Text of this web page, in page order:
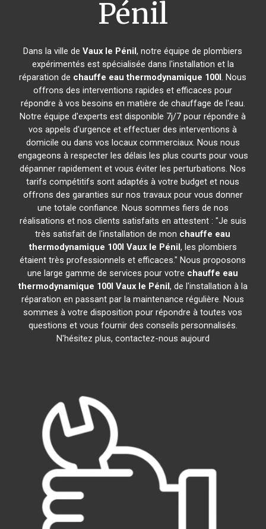
Pénil
Dans la ville deVaux le Pénil, notre équipe de plombiers
expérimentés est spécialisée dans l'installation et la
réparation de chauffe eau thermodynamique 100l. Nous
offrons des interventions rapides et efficaces pour
répondre à vos besoins en matière de chauffage de l'eau.
Notre équipe d'experts est disponible 7j/7 pour répondre à
vos appels d'urgence et effectuer des interventions à
domicile ou dans vos locaux commerciaux. Nous nous
engageons à respecter les délais les plus courts pour vous
dépanner rapidement et vous éviter les perturbations. Nos
tarifs compétitifs sont adaptés à votre budget et nous
offrons des garanties sur nos travaux pour vous donner
une totale confiance. Nous sommes fiers de nos
réalisations et nos clients satisfaits en attestent : "Je suis
très satisfait de l'installation de mon chauffe eau
thermodynamique 100l Vaux le Pénil, les plombiers
étaient très professionnels et efficaces." Nous proposons
une large gamme de services pour votre chauffe eau
thermodynamique 100l Vaux le Pénil, de l'installation à la
réparation en passant par la maintenance régulière. Nous
sommes à votre disposition pour répondre à toutes vos
questions et vous fournir des conseils personnalisés.
N'hésitez plus, contactez-nous aujourd